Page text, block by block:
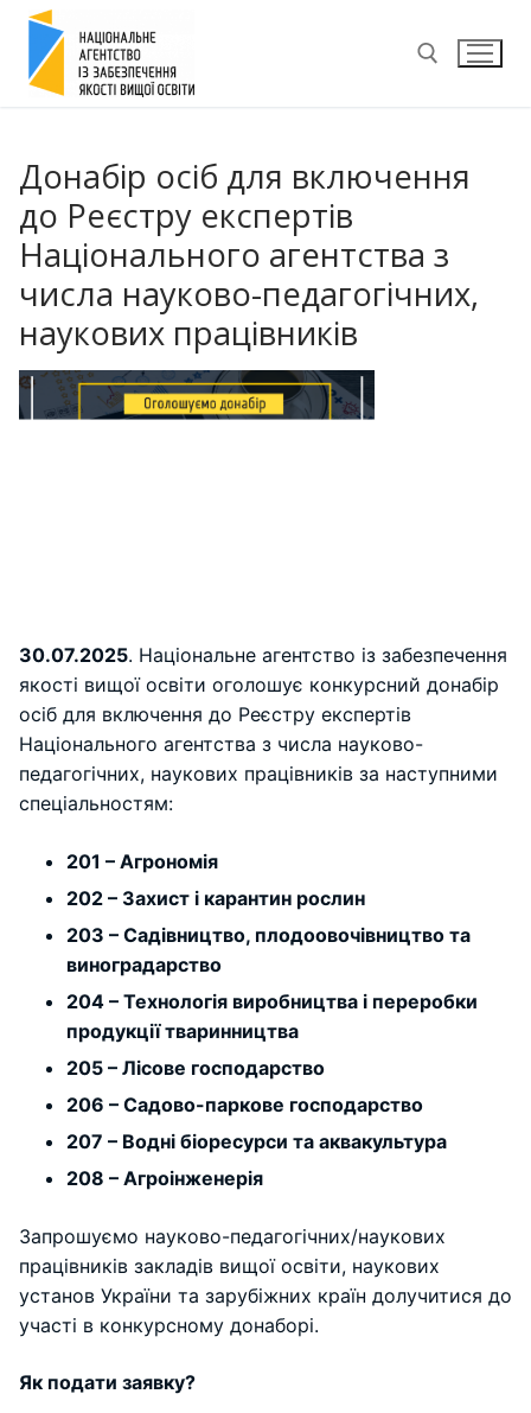
Перейти
вмісту
Донабір осіб для включення
до Реєстру експертів
Національного агентства з
числа науково-педагогічних,
наукових працівників
30.07.2025. Національне агентство із забезпечення
якості вищої освіти оголошує конкурсний донабір
осіб для включення до Реєстру експертів
Національного агентства з числа науково-
педагогічних, наукових працівників за наступними
спеціальностям:
201 – Агрономія
202 – Захист і карантин рослин
203 – Садівництво, плодоовочівництво та
виноградарство
204 – Технологія виробництва і переробки
продукції тваринництва
205 – Лісове господарство
206 – Садово-паркове господарство
207 – Водні біоресурси та аквакультура
208 – Агроінженерія
Запрошуємо науково-педагогічних/наукових
працівників закладів вищої освіти, наукових
установ України та зарубіжних країн долучитися до
участі в конкурсному донаборі.
Як подати заявку?